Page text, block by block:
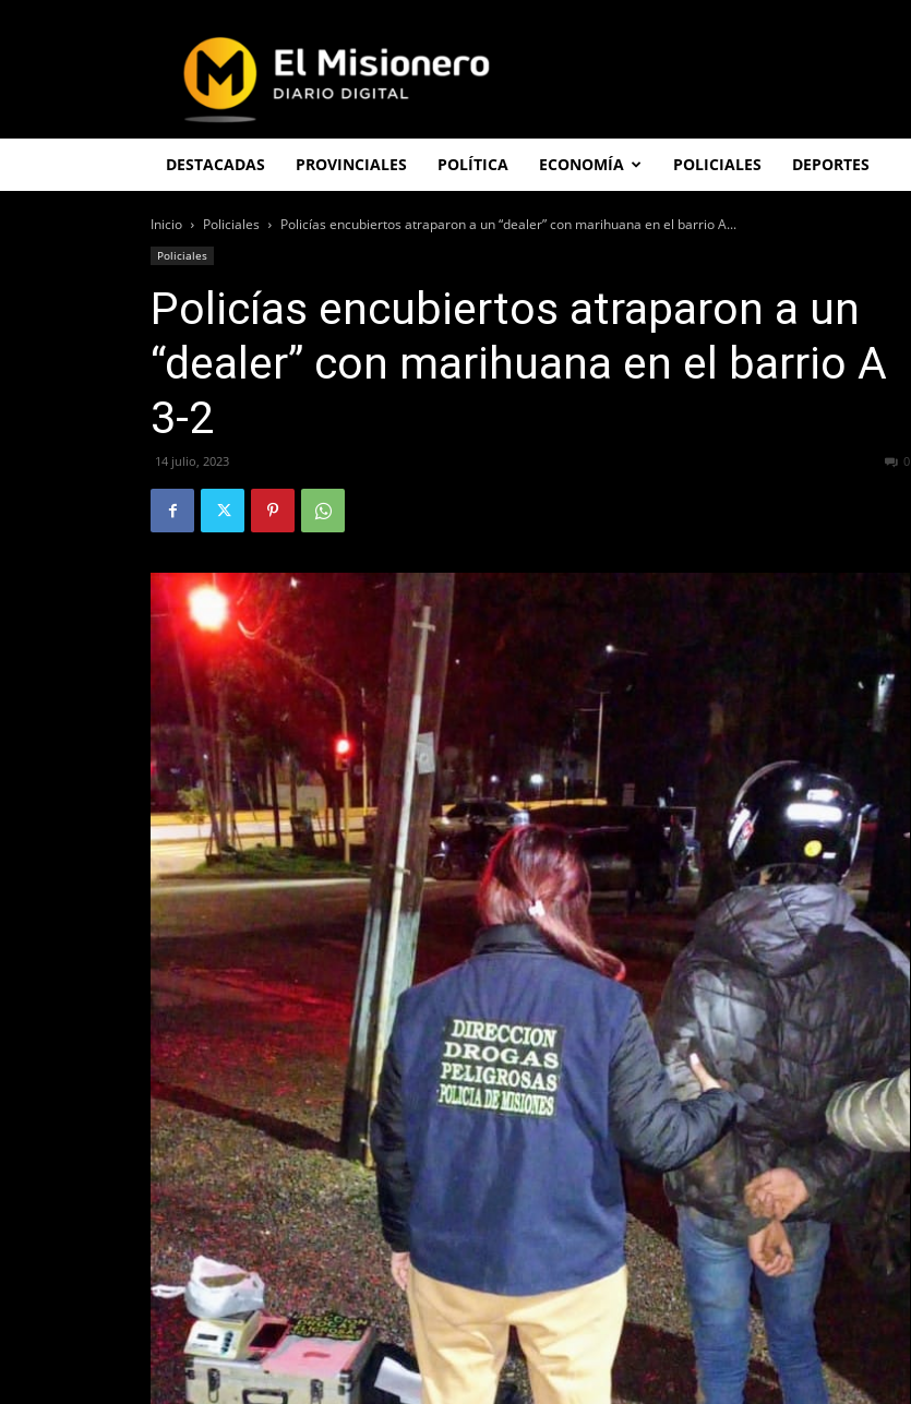
Misionero
DESTACADAS PROVINCIALES POLÍTICA ECONOMÍA POLICIALES DEPORTES
Inicio Policiales Policías encubiertos atraparon a un “dealer” con marihuana en el barrio A...
Policiales
Policías encubiertos atraparon a un
“dealer” con marihuana en el barrio A
3-2
14 julio, 2023 0